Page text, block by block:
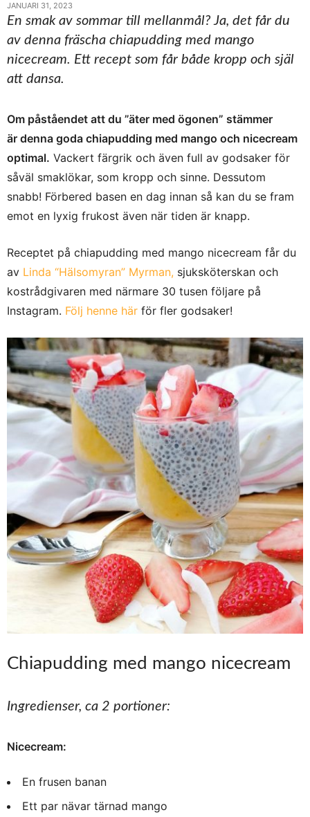
JANUARI 31, 2023
En smak av sommar till mellanmål? Ja, det får du
av denna fräscha chiapudding med mango
nicecream. Ett recept som får både kropp och själ
att dansa.
Om påståendet att du ”äter med ögonen” stämmer
är denna goda chiapudding med mango och nicecream
optimal. Vackert färgrik och även full av godsaker för
såväl smaklökar, som kropp och sinne. Dessutom
snabb! Förbered basen en dag innan så kan du se fram
emot en lyxig frukost även när tiden är knapp.
Receptet på chiapudding med mango nicecream får du
av Linda “Hälsomyran” Myrman, sjuksköterskan och
kostrådgivaren med närmare 30 tusen följare på
Instagram. Följ henne här för fler godsaker!
Chiapudding med mango nicecream
Ingredienser, ca 2 portioner:
Nicecream:
En frusen banan
Ett par nävar tärnad mango